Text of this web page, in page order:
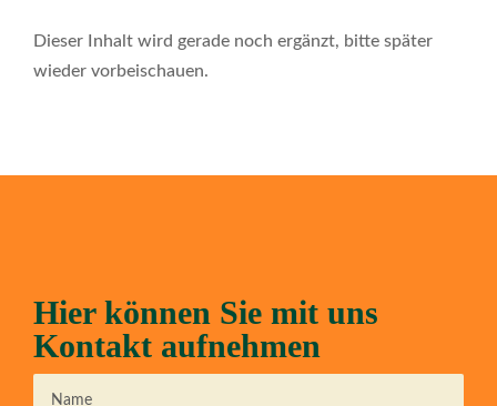
Dieser Inhalt wird gerade noch ergänzt, bitte später
wieder vorbeischauen.
Hier können Sie mit uns
Kontakt aufnehmen